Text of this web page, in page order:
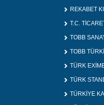
REKABET
T.C.
TOBB
TOBB
TÜRK
TÜRK
TÜRKİYE